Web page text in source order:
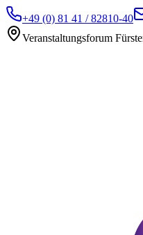
+49 (0) 81 41 / 82810-40
Veranstaltungsforum